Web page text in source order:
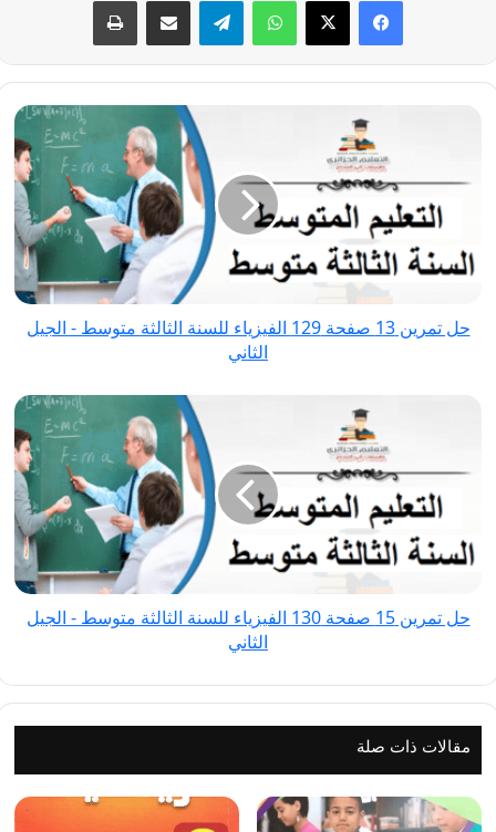
الفيزياء
للسنة
متوسط
حل تمرين 13 صفحة 129 الفيزياء للسنة الثالثة متوسط - الجيل
الثاني
الفيزياء
للسنة
متوسط
الثاني
حل تمرين 15 صفحة 130 الفيزياء للسنة الثالثة متوسط - الجيل
الثاني
مقالات ذات صلة